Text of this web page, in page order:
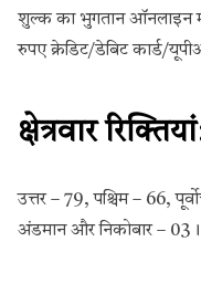
शुल्क का भुगतान ऑनलाइन
रुपए क्रेडिट/डेबिट कार्ड/
क्षेत्रवार
उत्तर – 79, पश्चिम – 66,
अंडमान और निकोबार – 03।